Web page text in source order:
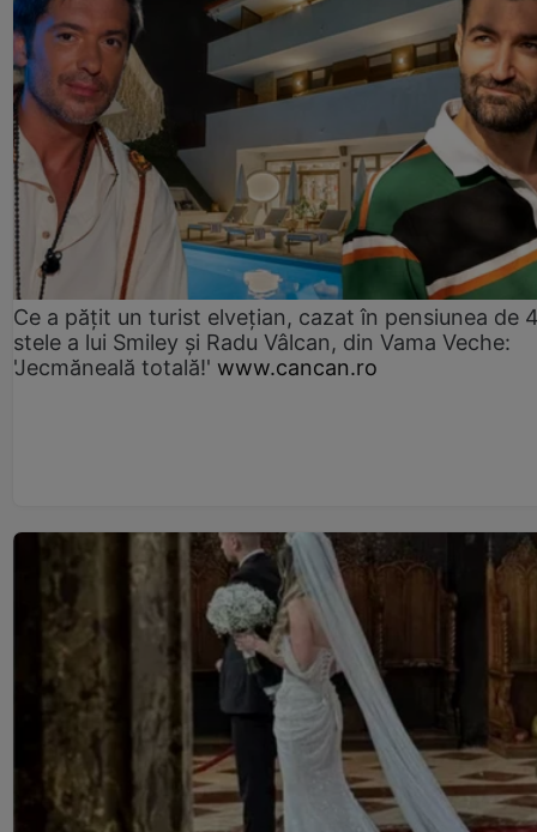
Ce a pățit un turist elvețian, cazat în pensiunea de
stele a lui Smiley și Radu Vâlcan, din Vama Veche:
'Jecmăneală totală!' www.cancan.ro